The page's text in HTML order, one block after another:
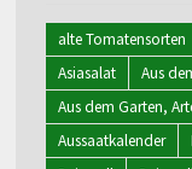
alte Tomatensorten
Asiasalat
Aus
Aus dem Garten,
Aussaatkalender